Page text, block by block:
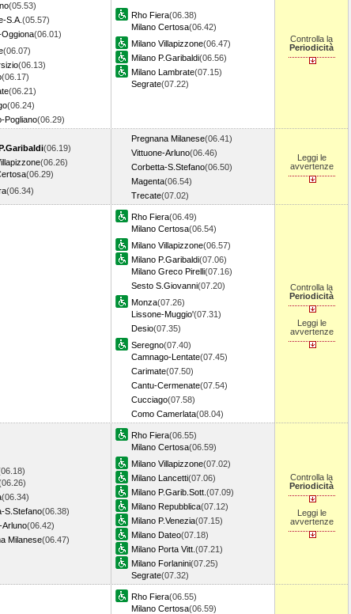
(05.53)
S.A. (05.57)
(06.01)
(06.07)
(06.13)
(06.17)
(06.21)
(06.24)
Pogliano(06.29)
Rho Fiera(06.38)
Milano Certosa(06.42)
Milano Villapizzone(06.47)
Milano P.Garibaldi(06.56)
Milano Lambrate(07.15)
Segrate(07.22)
Controlla la
Periodicità
(06.19)
(06.26)
(06.29)
(06.34)
Pregnana Milanese(06.41)
Vittuone-Arluno(06.46)
Corbetta-S.Stefano(06.50)
Magenta(06.54)
Trecate(07.02)
Leggi le
avvertenze
Rho Fiera(06.49)
Milano Certosa(06.54)
Milano Villapizzone(06.57)
Milano P.Garibaldi(07.06)
Milano Greco Pirelli(07.16)
Sesto S.Giovanni(07.20)
Monza(07.26)
Lissone-Muggio'(07.31)
Desio(07.35)
Seregno(07.40)
Camnago-Lentate(07.45)
Carimate(07.50)
Cantu-Cermenate(07.54)
Cucciago(07.58)
Como Camerlata(08.04)
Controlla la
Periodicità
Leggi le
avvertenze
(06.34)
S.Stefano(06.38)
Arluno(06.42)
Milanese(06.47)
Rho Fiera(06.55)
Milano Certosa(06.59)
Milano Villapizzone(07.02)
Milano Lancetti(07.06)
Milano P.Garib.Sott. (07.09)
Milano Repubblica(07.12)
Milano P.Venezia(07.15)
Milano Dateo(07.18)
Milano Porta Vitt. (07.21)
Milano Forlanini(07.25)
Segrate(07.32)
Controlla la
Periodicità
Leggi le
avvertenze
Rho Fiera(06.55)
Milano Certosa(06.59)